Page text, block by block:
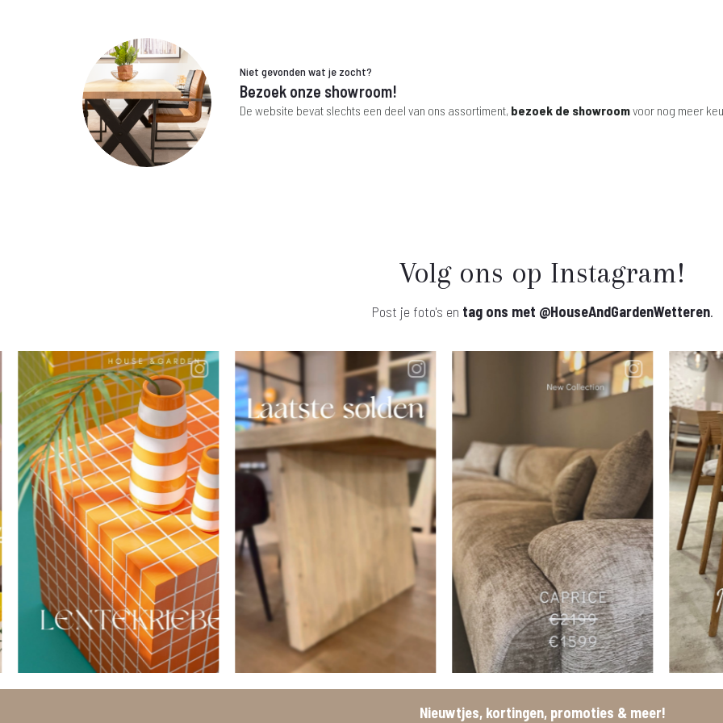
Niet gevonden wat je zocht?
Bezoek onze showroom!
De website bevat slechts een deel van ons assortiment, bezoek de showroomvoor nog meer
Volg ons op Instagram!
Post je foto's en tag ons met @HouseAndGardenWetteren.
Nieuwtjes, kortingen, promoties & meer!